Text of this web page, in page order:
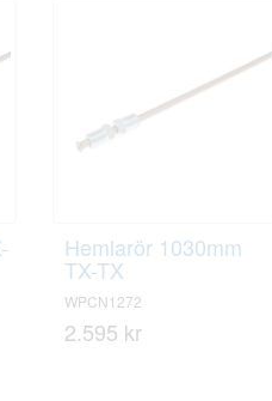
Hemlarör 1030mm
TX-TX
WPCN1272
2.595 kr